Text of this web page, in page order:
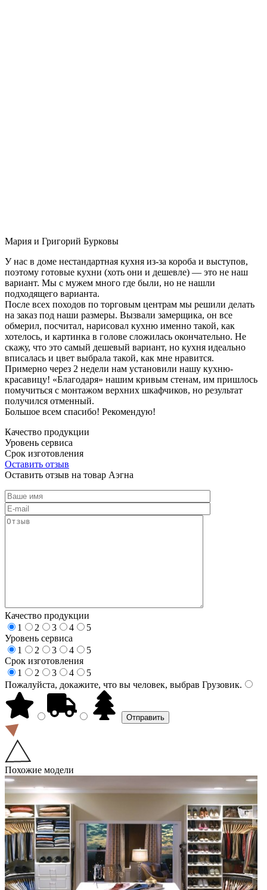
Мария и Григорий Бурковы
У нас в доме нестандартная кухня из-за короба и выступов,
поэтому готовые кухни (хоть они и дешевле) — это не наш
вариант. Мы с мужем много где были, но не нашли
подходящего варианта.
После всех походов по торговым центрам мы решили делать
на заказ под наши размеры. Вызвали замерщика, он все
обмерил, посчитал, нарисовал кухню именно такой, как
хотелось, и картинка в голове сложилась окончательно. Не
скажу, что это самый дешевый вариант, но кухня идеально
вписалась и цвет выбрала такой, как мне нравится.
Примерно через 2 недели нам установили нашу кухню-
красавицу! «Благодаря» нашим кривым стенам, им пришлось
помучиться с монтажом верхних шкафчиков, но результат
получился отменный.
Большое всем спасибо! Рекомендую!
Качество продукции
Уровень сервиса
Срок изготовления
Оставить отзыв
Оставить отзыв на товар Аэгна
Качество продукции
1
2 3 4
5
Уровень сервиса
1
2 3 4
5
Срок изготовления
1
2 3 4
5
Пожалуйста, докажите, что вы человек, выбрав Грузовик.
Похожие модели